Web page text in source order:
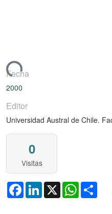
Fecha
2000
Editor
Universidad Austral de Chile.
0
Visitas
FacebookLinkedIn
X WhatsApp